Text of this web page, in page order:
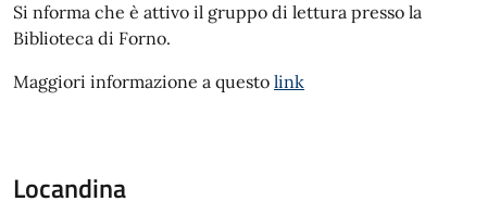
Si nforma che è attivo il gruppo di lettura presso la
Biblioteca di Forno.
Maggiori informazione a questo link
Locandina